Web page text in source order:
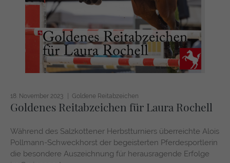
18. November 2023 Goldene Reitabzeichen
Goldenes Reitabzeichen für Laura Rochell
Während des Salzkottener Herbstturniers überreichte Alois
Pollmann-Schweckhorst der begeisterten Pferdesportlerin
die besondere Auszeichnung für herausragende Erfolge
https://policies.google.com/privacy